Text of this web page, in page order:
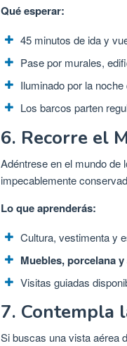
Qué esperar:
45 minutos de ida y
Pase por murales,
Iluminado por la
Los barcos parten
6. Recorre el
Adéntrese en el mundo de
impecablemente
Lo que aprenderás:
Cultura, vestimenta y
Muebles, porcelana
Visitas guiadas
7. Contempla
Si buscas una vista aérea